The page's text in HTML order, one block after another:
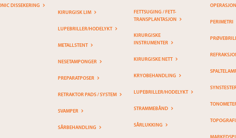
DISSEKERING
KIRURGISK LIM
LUPEBRILLER/HODELYKT
METALLSTENT
NESETAMPONGER
PREPARATPOSER
RETRAKTOR PADS / SYSTEM
SVAMPER
SÅRBEHANDLING
FETTSUGING / FETT-
TRANSPLANTASJON
KIRURGISKE
INSTRUMENTER
KIRURGISKE NETT
KRYOBEHANDLING
LUPEBRILLER/HODELYKT
STRAMMEBÅND
SÅRLUKKING
PERIMETRI